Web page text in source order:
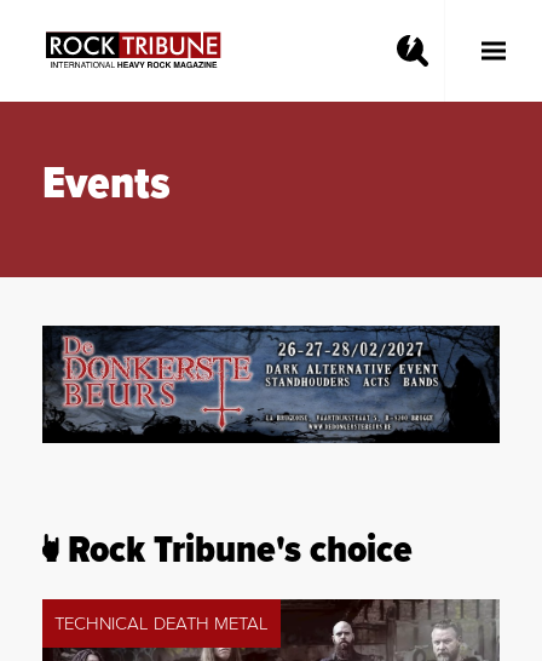
Toggle
Events
Rock Tribune's choice
TECHNICAL DEATH METAL